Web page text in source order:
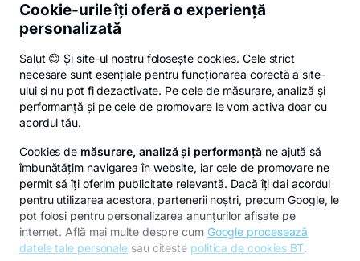
Privacy HubPolitica de confidențialitatePolitica de cookies
© Copyright 2026 Banca Transilvania. Toate drepturile
rezervate.
Cookie-urile îți oferă o experiență
personalizată
Salut 😊 Și site-ul nostru folosește cookies. Cele strict
necesare sunt esențiale pentru funcționarea corectă a site-
ului și nu pot fi dezactivate. Pe cele de măsurare, analiză și
performanță și pe cele de promovare le vom activa doar cu
acordul tău.
Cookies de măsurare, analiză și performanță ne ajută să
îmbunătățim navigarea în website, iar cele de promovare ne
permit să îți oferim publicitate relevantă. Dacă îți dai acordul
pentru utilizarea acestora, partenerii noștri, precum Google, le
pot folosi pentru personalizarea anunțurilor afișate pe
internet. Află mai multe despre cum Google procesează
datele tale personale sau citeste politica de cookies BT.